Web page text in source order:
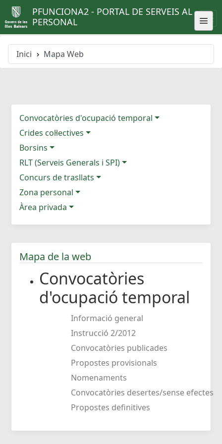
PFUNCIONA2 - PORTAL DE SERVEIS AL
PERSONAL
Inici Mapa Web
Convocatòries d'ocupació temporal
Crides col·lectives
Borsins
RLT (Serveis Generals i SPI)
Concurs de trasllats
Zona personal
Àrea privada
Mapa de la web
Convocatòries
d'ocupació temporal
Informació general
Instrucció 2/2012
Convocatòries publicades
Propostes provisionals
Nomenaments
Convocatòries desertes/sense efectes
Propostes definitives